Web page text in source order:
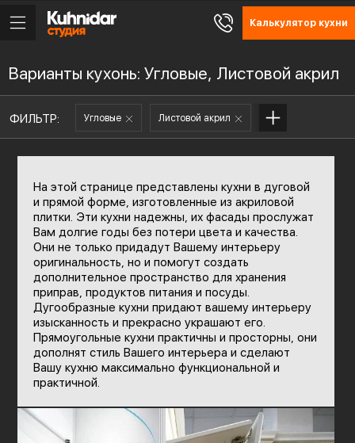
Калькулятор кухни
Варианты кухонь: Угловые, Листовой акрил
ФИЛЬТР: Угловые Листовой акрил
На этой странице представлены кухни в дуговой
и прямой форме, изготовленные из акриловой
плитки. Эти кухни надежны, их фасады прослужат
Вам долгие годы без потери цвета и качества.
Они не только придадут Вашему интерьеру
оригинальность, но и помогут создать
дополнительное пространство для хранения
приправ, продуктов питания и посуды.
Дугообразные кухни придают вашему интерьеру
изысканность и прекрасно украшают его.
Прямоугольные кухни практичны и просторны, они
дополнят стиль Вашего интерьера и сделают
Вашу кухню максимально функциональной и
практичной.